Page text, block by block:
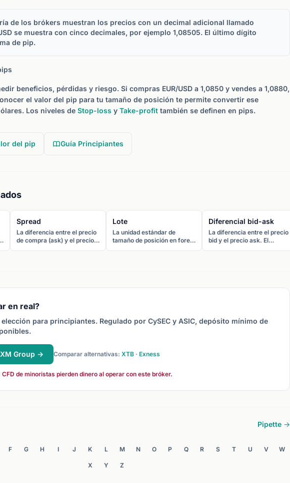
de los brókers muestran los precios con un decimal adicional llamado
se muestra con cinco decimales, por ejemplo 1,08505. El último dígito
de pip.
beneficios, pérdidas y riesgo. Si compras EUR/USD a 1,0850 y vendes a 1,0880,
el valor del pip para tu tamaño de posición te permite convertir ese
Los niveles de Stop-loss y Take-profit también se definen en pips.
del pip Guía Principiantes
Spread
La diferencia entre el precio
de compra (ask) y el precio
Lote
La unidad estándar de
tamaño de posición en forex.
Diferencial bid-ask
La diferencia entre el precio
bid y el precio ask. El
en real?
para principiantes. Regulado por CySEC y ASIC, depósito mínimo de
Group → Comparar alternativas: XTB · Exness
de minoristas pierden dinero al operar con este bróker.
Pipette →
F G H I J K L M N O P Q R S T U V W
X Y Z